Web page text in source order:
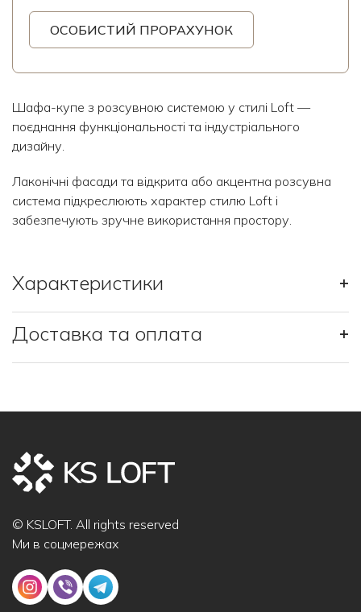
ОСОБИСТИЙ ПРОРАХУНОК
Шафа-купе з розсувною системою у стилі Loft —
поєднання функціональності та індустріального
дизайну.
Лаконічні фасади та відкрита або акцентна розсувна
система підкреслюють характер стилю Loft і
забезпечують зручне використання простору.
Характеристики +
Доставка та оплата +
© KSLOFT. All rights reserved
Ми в соцмережах